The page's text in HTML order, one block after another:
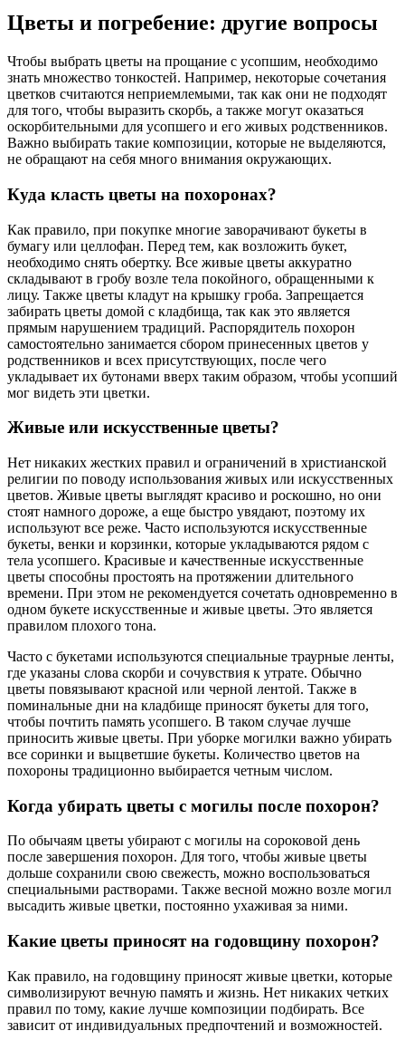
Цветы и погребение: другие вопросы
Чтобы выбрать цветы на прощание с усопшим, необходимо
знать множество тонкостей. Например, некоторые сочетания
цветков считаются неприемлемыми, так как они не подходят
для того, чтобы выразить скорбь, а также могут оказаться
оскорбительными для усопшего и его живых родственников.
Важно выбирать такие композиции, которые не выделяются,
не обращают на себя много внимания окружающих.
Куда класть цветы на похоронах?
Как правило, при покупке многие заворачивают букеты в
бумагу или целлофан. Перед тем, как возложить букет,
необходимо снять обертку. Все живые цветы аккуратно
складывают в гробу возле тела покойного, обращенными к
лицу. Также цветы кладут на крышку гроба. Запрещается
забирать цветы домой с кладбища, так как это является
прямым нарушением традиций. Распорядитель похорон
самостоятельно занимается сбором принесенных цветов у
родственников и всех присутствующих, после чего
укладывает их бутонами вверх таким образом, чтобы усопший
мог видеть эти цветки.
Живые или искусственные цветы?
Нет никаких жестких правил и ограничений в христианской
религии по поводу использования живых или искусственных
цветов. Живые цветы выглядят красиво и роскошно, но они
стоят намного дороже, а еще быстро увядают, поэтому их
используют все реже. Часто используются искусственные
букеты, венки и корзинки, которые укладываются рядом с
тела усопшего. Красивые и качественные искусственные
цветы способны простоять на протяжении длительного
времени. При этом не рекомендуется сочетать одновременно в
одном букете искусственные и живые цветы. Это является
правилом плохого тона.
Часто с букетами используются специальные траурные ленты,
где указаны слова скорби и сочувствия к утрате. Обычно
цветы повязывают красной или черной лентой. Также в
поминальные дни на кладбище приносят букеты для того,
чтобы почтить память усопшего. В таком случае лучше
приносить живые цветы. При уборке могилки важно убирать
все соринки и выцветшие букеты. Количество цветов на
похороны традиционно выбирается четным числом.
Когда убирать цветы с могилы после похорон?
По обычаям цветы убирают с могилы на сороковой день
после завершения похорон. Для того, чтобы живые цветы
дольше сохранили свою свежесть, можно воспользоваться
специальными растворами. Также весной можно возле могил
высадить живые цветки, постоянно ухаживая за ними.
Какие цветы приносят на годовщину похорон?
Как правило, на годовщину приносят живые цветки, которые
символизируют вечную память и жизнь. Нет никаких четких
правил по тому, какие лучше композиции подбирать. Все
зависит от индивидуальных предпочтений и возможностей.